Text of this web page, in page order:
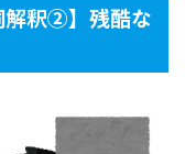
解釈②】残酷な